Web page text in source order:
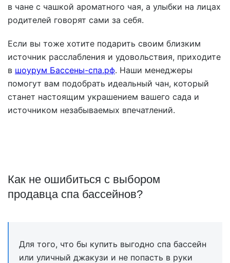
в чане с чашкой ароматного чая, а улыбки на лицах
родителей говорят сами за себя.
Если вы тоже хотите подарить своим близким
источник расслабления и удовольствия, приходите
в шоурум Бассены-спа.рф. Наши менеджеры
помогут вам подобрать идеальный чан, который
станет настоящим украшением вашего сада и
источником незабываемых впечатлений.
Как не ошибиться с выбором
продавца спа бассейнов?
Для того, что бы купить выгодно спа бассейн
или уличный джакузи и не попасть в руки